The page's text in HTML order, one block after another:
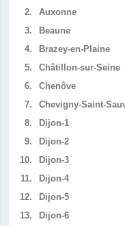
2.
Auxonne
3.
Beaune
4.
Brazey-en-Plaine
5.
Châtillon-sur-Seine
6.
Chenôve
7.
Chevigny-Saint-
8.
Dijon-1
9.
Dijon-2
10.
Dijon-3
11.
Dijon-4
12.
Dijon-5
13.
Dijon-6